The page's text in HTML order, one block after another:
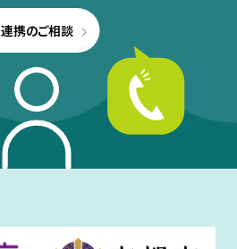
連携のご相談